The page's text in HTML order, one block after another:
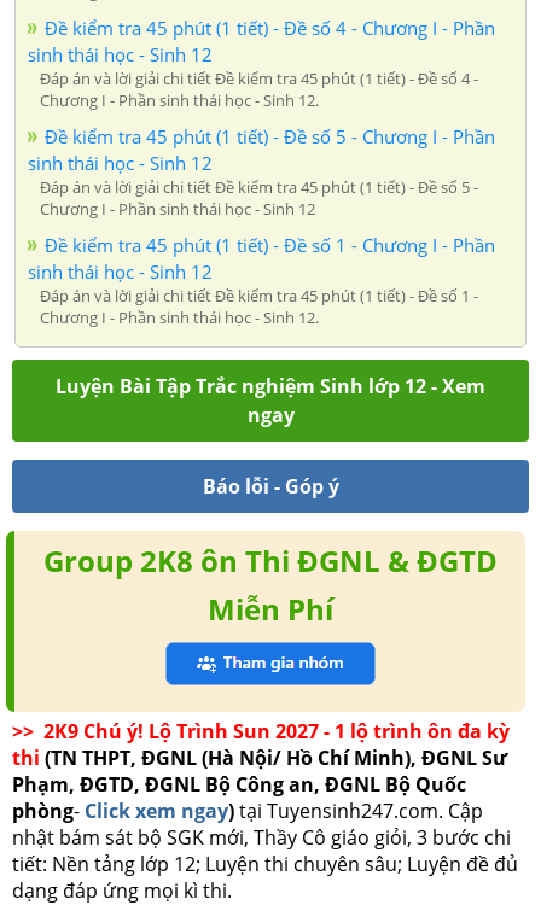
Đề kiểm tra 45 phút (1 tiết) - Đề số 4 - Chương I - Phần
sinh thái học - Sinh 12
Đáp án và lời giải chi tiết Đề kiểm tra 45 phút (1 tiết) - Đề số 4 -
Chương I - Phần sinh thái học - Sinh 12.
Đề kiểm tra 45 phút (1 tiết) - Đề số 5 - Chương I - Phần
sinh thái học - Sinh 12
Đáp án và lời giải chi tiết Đề kiểm tra 45 phút (1 tiết) - Đề số 5 -
Chương I - Phần sinh thái học - Sinh 12
Đề kiểm tra 45 phút (1 tiết) - Đề số 1 - Chương I - Phần
sinh thái học - Sinh 12
Đáp án và lời giải chi tiết Đề kiểm tra 45 phút (1 tiết) - Đề số 1 -
Chương I - Phần sinh thái học - Sinh 12.
Luyện Bài Tập Trắc nghiệm Sinh lớp 12 - Xem
ngay
Báo lỗi - Góp ý
Group 2K8 ôn Thi ĐGNL & ĐGTD
Miễn Phí
>> 2K9 Chú ý! Lộ Trình Sun 2027 - 1 lộ trình ôn đa kỳ
thi (TN THPT, ĐGNL (Hà Nội/ Hồ Chí Minh), ĐGNL Sư
Phạm, ĐGTD, ĐGNL Bộ Công an, ĐGNL Bộ Quốc
phòng- Click xem ngay)tại Tuyensinh247.com. Cập
nhật bám sát bộ SGK mới, Thầy Cô giáo giỏi, 3 bước chi
tiết: Nền tảng lớp 12; Luyện thi chuyên sâu; Luyện đề đủ
dạng đáp ứng mọi kì thi.